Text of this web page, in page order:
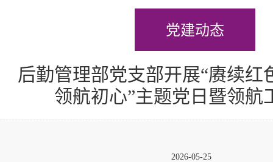
党建动态
后勤管理部党支部开展“赓续红
领航初心”主题党日暨领航
2026-05-25